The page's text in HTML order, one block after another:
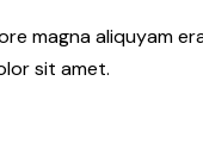
magna aliquyam
sit amet.